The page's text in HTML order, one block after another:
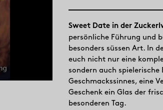
Sweet Date in der
persönliche Führung und
besonders süssen Art. In
euch nicht nur eine
sondern auch spielerische
Geschmackssinnes, eine
Geschenk ein Glas der
besonderen Tag.